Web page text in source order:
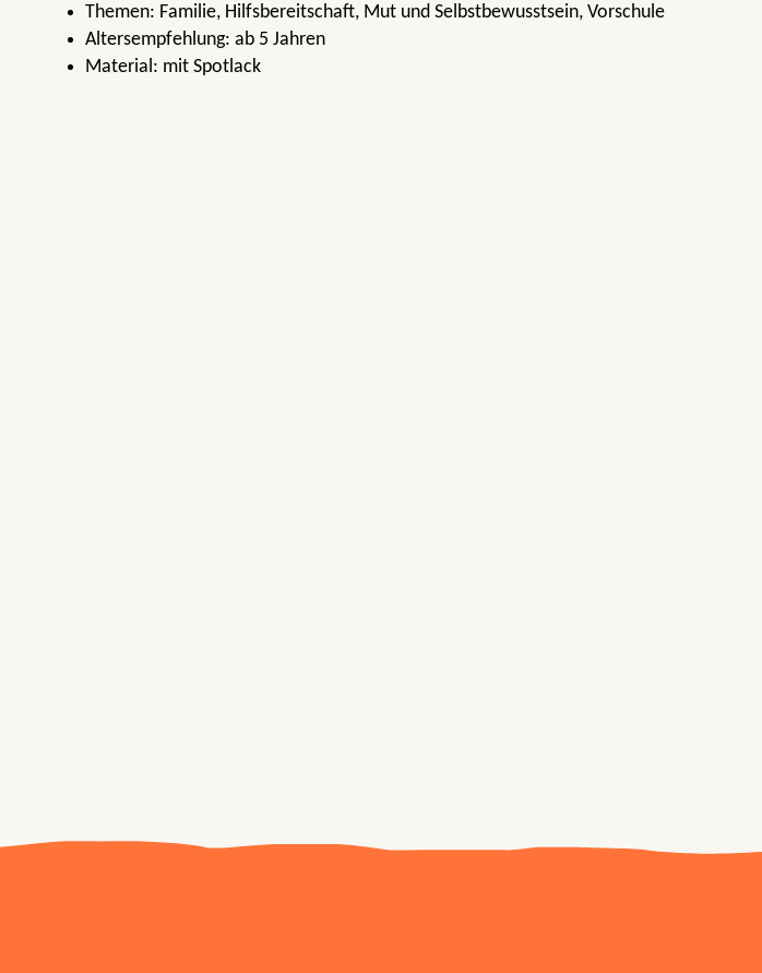
Themen: Familie, Hilfsbereitschaft, Mut und Selbstbewusstsein, Vorschule
Altersempfehlung: ab 5 Jahren
Material: mit Spotlack